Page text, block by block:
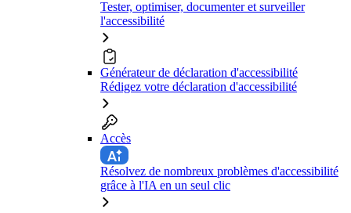
Tester, optimiser, documenter et surveiller
l'accessibilité
Générateur de déclaration d'accessibilité
Rédigez votre déclaration d'accessibilité
Accès
Résolvez de nombreux problèmes d'accessibilité
grâce à l'IA en un seul clic